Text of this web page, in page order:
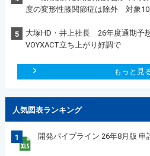
度の変形性膝関節症は除外 対象
5
大塚HD・井上社長 26年度通期予
VOYXACT立ち上がり好調で
もっと見
人気図表ランキング
1 開発パイプライン 26年8月版 申